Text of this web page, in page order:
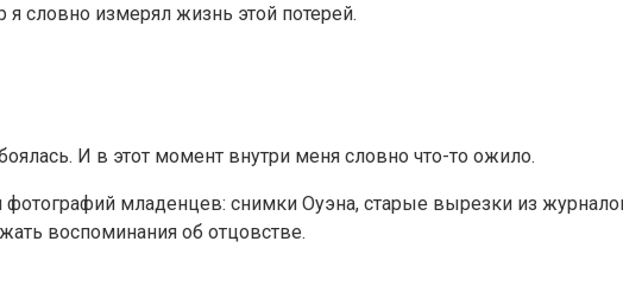
словно измерял жизнь этой потерей.
И в этот момент внутри меня словно что-то ожило.
младенцев: снимки Оуэна, старые вырезки из
воспоминания об отцовстве.